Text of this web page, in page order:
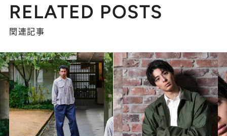
RELATED POSTS
関連記事